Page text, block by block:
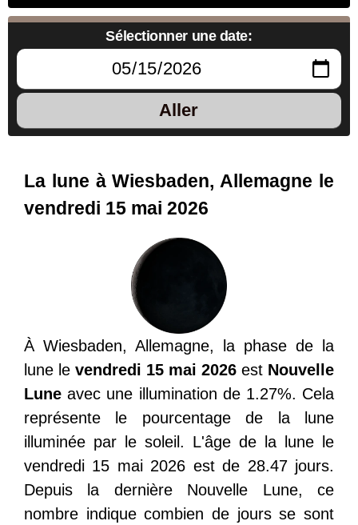
Sélectionner une date:
Aller
La lune à Wiesbaden, Allemagne le
vendredi 15 mai 2026
À Wiesbaden, Allemagne, la phase de la
lune le vendredi 15 mai 2026 est Nouvelle
Lune avec une illumination de 1.27%. Cela
représente le pourcentage de la lune
illuminée par le soleil. L'âge de la lune le
vendredi 15 mai 2026 est de 28.47 jours.
Depuis la dernière Nouvelle Lune, ce
nombre indique combien de jours se sont